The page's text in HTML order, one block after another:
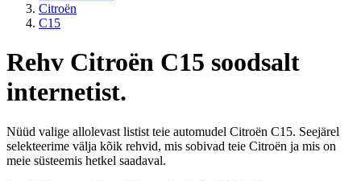
Citroën
C15
Rehv Citroën C15 soodsalt
internetist.
Nüüd valige allolevast listist teie automudel Citroën C15. Seejärel
selekteerime välja kõik rehvid, mis sobivad teie Citroën ja mis on
meie süsteemis hetkel saadaval.